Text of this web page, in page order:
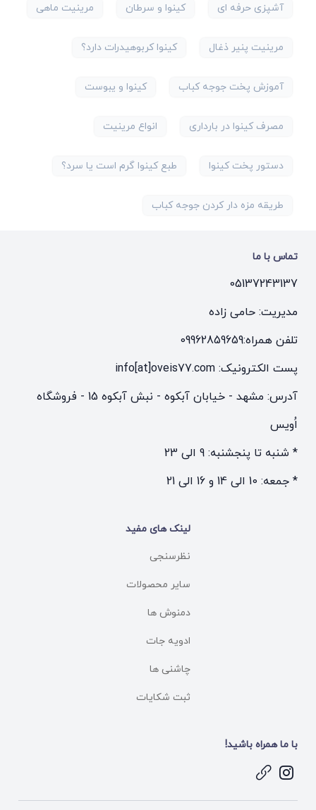
آشپزی حرفه ای کینوا و سرطان مرینیت ماهی
مرینیت پنیر ذغال کینوا کربوهیدرات دارد؟
آموزش پخت جوجه کباب کینوا و یبوست
مصرف کینوا در بارداری انواع مرینیت
دستور پخت کینوا طبع کینوا گرم است یا سرد؟
طریقه مزه دار کردن جوجه کباب
تماس با ما
05137243137
مدیریت: حامی زاده
تلفن همراه:09962859659
پست الکترونیک: info[at]oveis77.com
آدرس: مشهد - خیابان آبکوه - نبش آبکوه 15 - فروشگاه
اُویس
* شنبه تا پنجشنبه: 9 الی 23
* جمعه: 10 الی 14 و 16 الی 21
لینک های مفید
نظرسنجی
سایر محصولات
دمنوش ها
ادویه جات
چاشنی ها
ثبت شکایات
با ما همراه باشید!